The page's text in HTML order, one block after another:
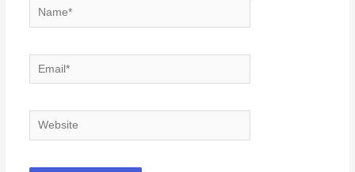
Name*
Email*
Website